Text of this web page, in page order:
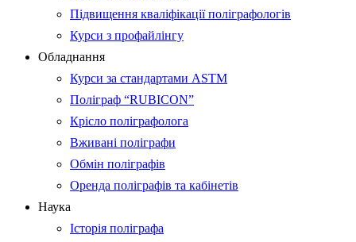
Підвищення кваліфікації поліграфологів
Курси з профайлінгу
Обладнання
Курси за стандартами ASTM
Поліграф “RUBICON”
Крісло поліграфолога
Вживані поліграфи
Обмін поліграфів
Оренда поліграфів та кабінетів
Наука
Історія поліграфа